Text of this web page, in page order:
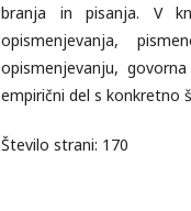
branja in pisanja. V
opismenjevanja,
opismenjevanju,
empirični del s konkretno
Število strani: 170